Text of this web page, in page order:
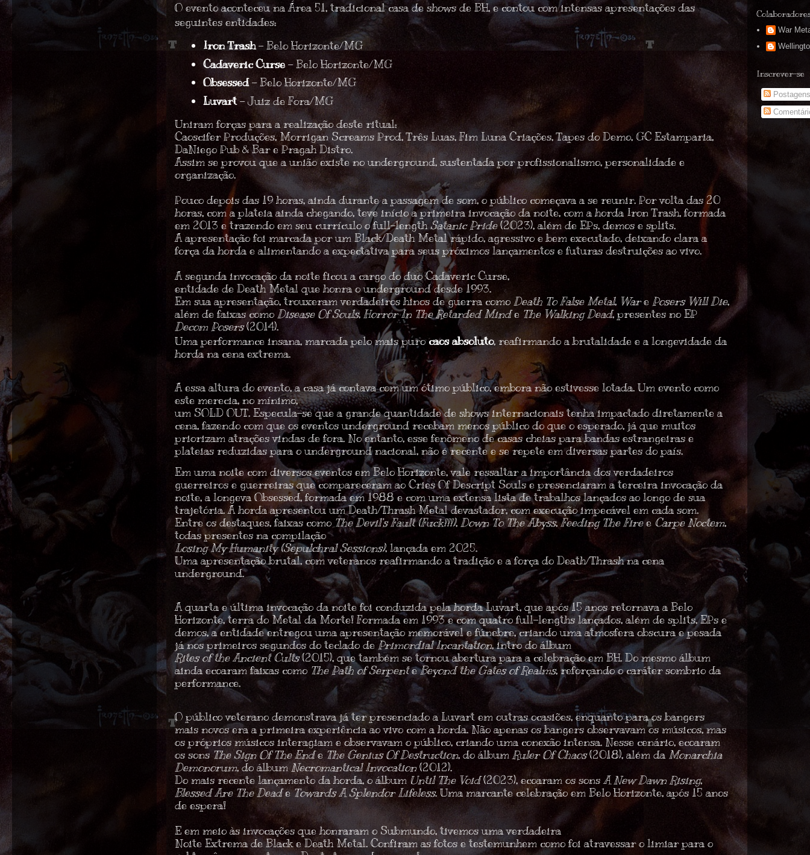
O evento aconteceu naÁrea 51, tradicional casa de shows de BH, e contou com intensas apresentações das
seguintes entidades:
Iron Trash – Belo Horizonte/MG
Cadaveric Curse – Belo Horizonte/MG
Obsessed – Belo Horizonte/MG
Luvart – Juiz de Fora/MG
Uniram forças para a realização deste ritual:
Caoscifer Produções, Morrigan Screams Prod,Três Luas,Fim Luna Criações,Tapes do Demo, GC Estamparia,
DaNiego Pub & BarePragah Distro.
Assim se provou que a união existe no underground, sustentada por profissionalismo, personalidade e
organização.
Pouco depois das 19 horas, ainda durante a passagem de som, o público começava a se reunir. Por volta das 20
horas, com a plateia ainda chegando, teve início a primeira invocação da noite, com a horda Iron Trash, formada
em 2013 e trazendo em seu currículo o full-lengthSatanic Pride (2023), além de EPs, demos e splits.
A apresentação foi marcada por um Black/Death Metal rápido, agressivo e bem executado, deixando clara a
força da horda e alimentando a expectativa para seus próximos lançamentos e futuras destruições ao vivo.
A segunda invocação da noite ficou a cargo do duoCadaveric Curse,
entidade de Death Metal que honra o underground desde 1993.
Em sua apresentação, trouxeram verdadeiros hinos de guerra como Death To False Metal, Ware Posers Will Die,
além de faixas como Disease Of Souls, Horror In The Retarded Minde The Walking Dead, presentes no EP
Decom Posers(2014).
Uma performance insana, marcada pelo mais purocaos absoluto, reafirmando a brutalidade e a longevidade da
horda na cena extrema.
A essa altura do evento, a casa já contava com um ótimo público, embora não estivesse lotada. Um evento como
este merecia, no mínimo,
um SOLD OUT. Especula-se que a grande quantidade de shows internacionais tenha impactado diretamente a
cena, fazendo com que os eventos underground recebam menos público do que o esperado, já que muitos
priorizam atrações vindas de fora. No entanto, esse fenômeno de casas cheias para bandas estrangeiras e
plateias reduzidas para o underground nacional, não é recente e se repete em diversas partes do país.
Em uma noite com diversos eventos em Belo Horizonte, vale ressaltar a importância dos verdadeiros
guerreiros e guerreiras que compareceram ao Cries Of Descript Soulse presenciaram a terceira invocação da
noite, a longevaObsessed, formada em 1988 e com uma extensa lista de trabalhos lançados ao longo de sua
trajetória. A horda apresentou umDeath/Thrash Metal devastador, com execução impecável em cada som.
Entre os destaques, faixas como The Devil’s Fault (Fuck!!!), Down To The Abyss,Feeding The Firee Carpe Noctem,
todas presentes na compilação
Losing My Humanity (Sepulchral Sessions), lançada em 2025.
Uma apresentação brutal, com veteranos reafirmando a tradição e a força do Death/Thrashna cena
underground.
A quarta e última invocação da noite foi conduzida pela hordaLuvart, que após 15 anos retornava a Belo
Horizonte, terra do Metal da Morte!Formada em 1993 e com quatro full-lengths lançados, além de splits, EPs e
demos, a entidade entregou uma apresentação memorável e fúnebre, criando uma atmosfera obscura e pesada
já nos primeiros segundos do teclado de Primordial Incantation, intro do álbum
Rites of the Ancient Cults(2015), que também se tornou abertura para a celebração em BH. Do mesmo álbum
ainda ecoaram faixas como The Path of SerpenteBeyond the Gates of Realms, reforçando o caráter sombrio da
performance.
O público veterano demonstrava já ter presenciado aLuvart em outras ocasiões, enquanto para os bangers
mais novos era a primeira experiência ao vivo com a horda. Não apenas os bangers observavam os músicos, mas
os próprios músicos interagiam e observavam o público, criando uma conexão intensa. Nesse cenário, ecoaram
os sons The Sign Of The Ende The Genius Of Destruction, do álbum Ruler Of Chaos(2018), além da Monarchia
Demonorum, do álbumNecromantical Invocation(2012).
Do mais recente lançamento da horda, o álbum Until The Void(2023), ecoaram os sonsA New Dawn Rising,
Blessed Are The DeadeTowards A Splendor Lifeless. Uma marcante celebração em Belo Horizonte, após 15 anos
de espera!
E em meio às invocações que honraram o Submundo, tivemos uma verdadeira
Noite Extrema de Black e Death Metal. Confiram as fotos e testemunhem como foi atravessar o limiar para o
War
Inscrever-se
Postagens